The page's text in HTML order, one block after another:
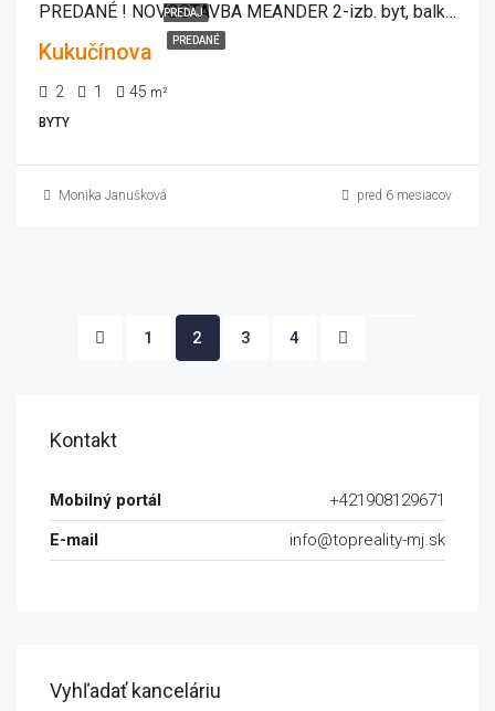
PREDAJ
PREDANÉ
PREDANÉ ! NOVOSTAVBA MEANDER 2-izb. byt, balkón, lódžia, zariadený
Kukučínova
2 1 45 m²
BYTY
Monika Janušková pred 6 mesiacov
1 2 3 4
Kontakt
Mobilný portál
+421908129671
E-mail
info@topreality-mj.sk
Vyhľadať kanceláriu